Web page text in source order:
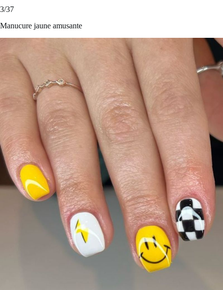
3/37
Manucure jaune amusante